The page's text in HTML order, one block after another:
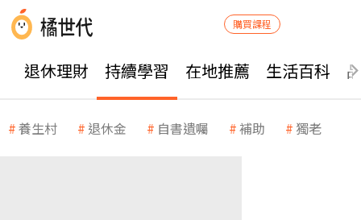
購買課程
退休理財 持續學習 在地推薦 生活百科
養生村 退休金 自書遺囑 補助 獨老